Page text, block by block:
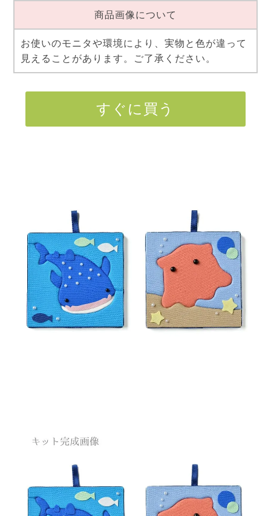
商品画像について
お使いのモニタや環境により、実物と色が違って
見えることがあります。ご了承ください。
すぐに買う